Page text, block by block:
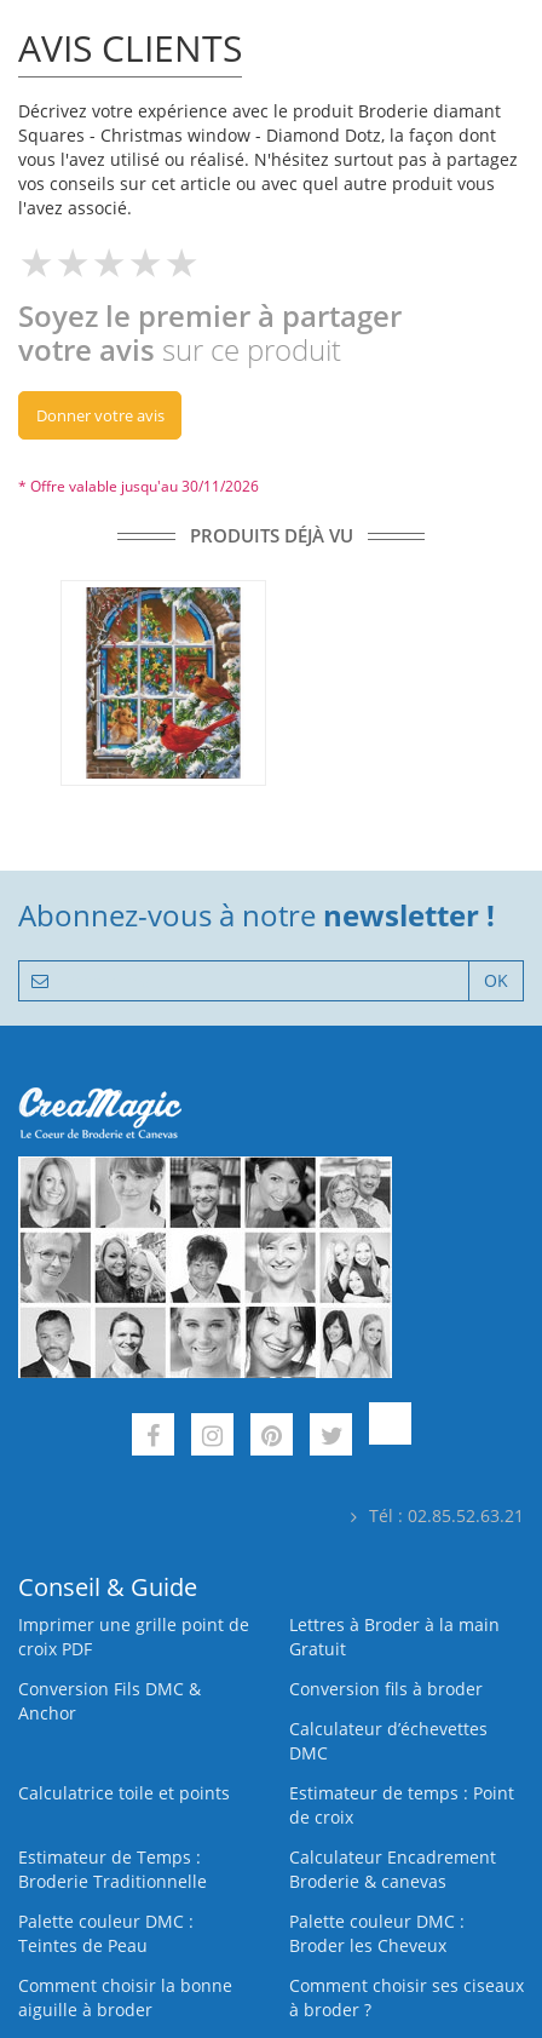
AVIS CLIENTS
Décrivez votre expérience avec le produit Broderie diamant
Squares - Christmas window - Diamond Dotz, la façon dont
vous l'avez utilisé ou réalisé. N'hésitez surtout pas à partagez
vos conseils sur cet article ou avec quel autre produit vous
l'avez associé.
Soyez le premier à partager
votre avis sur ce produit
Donner votre avis
* Offre valable jusqu'au 30/11/2026
PRODUITS DÉJÀ VU
Abonnez-vous à notre newsletter !
OK
Tél : 02.85.52.63.21
Conseil & Guide
Imprimer une grille point de
croix PDF
Lettres à Broder à la main
Gratuit
Conversion Fils DMC &
Anchor
Conversion fils à broder
Calculateur d’échevettes
DMC
Calculatrice toile et points
Estimateur de temps : Point
de croix
Estimateur de Temps :
Broderie Traditionnelle
Calculateur Encadrement
Broderie & canevas
Palette couleur DMC :
Teintes de Peau
Palette couleur DMC :
Broder les Cheveux
Comment choisir la bonne
aiguille à broder
Comment choisir ses ciseaux
à broder ?